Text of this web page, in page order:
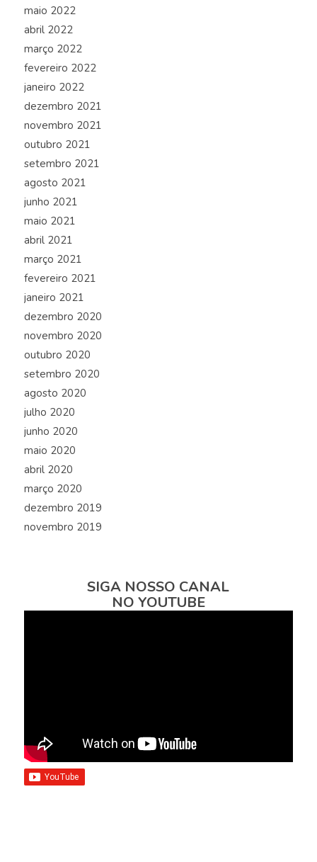
maio 2022
abril 2022
março 2022
fevereiro 2022
janeiro 2022
dezembro 2021
novembro 2021
outubro 2021
setembro 2021
agosto 2021
junho 2021
maio 2021
abril 2021
março 2021
fevereiro 2021
janeiro 2021
dezembro 2020
novembro 2020
outubro 2020
setembro 2020
agosto 2020
julho 2020
junho 2020
maio 2020
abril 2020
março 2020
dezembro 2019
novembro 2019
SIGA NOSSO CANAL
NO YOUTUBE